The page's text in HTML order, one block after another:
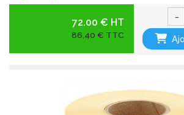
72.00 € HT
86,40 € TTC
-